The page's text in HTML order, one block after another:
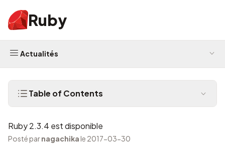
Ruby
Actualités
Table of Contents
Ruby 2.3.4 est disponible
Posté parnagachika le 2017-03-30